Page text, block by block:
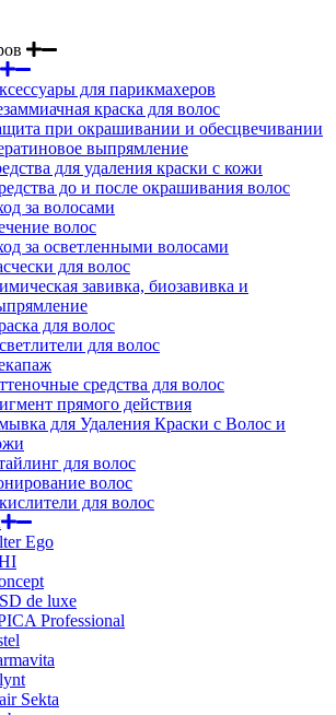
для парикмахеров
краска для волос
при окрашивании и обесцвечивании
выпрямление
для удаления краски с кожи
до и после окрашивания волос
за волосами
волос
за осветленными волосами
для волос
завивка, биозавивка и
для волос
для волос
средства для волос
прямого действия
для Удаления Краски с Волос и
для волос
волос
для волос
Ego
de luxe
Professional
Sekta